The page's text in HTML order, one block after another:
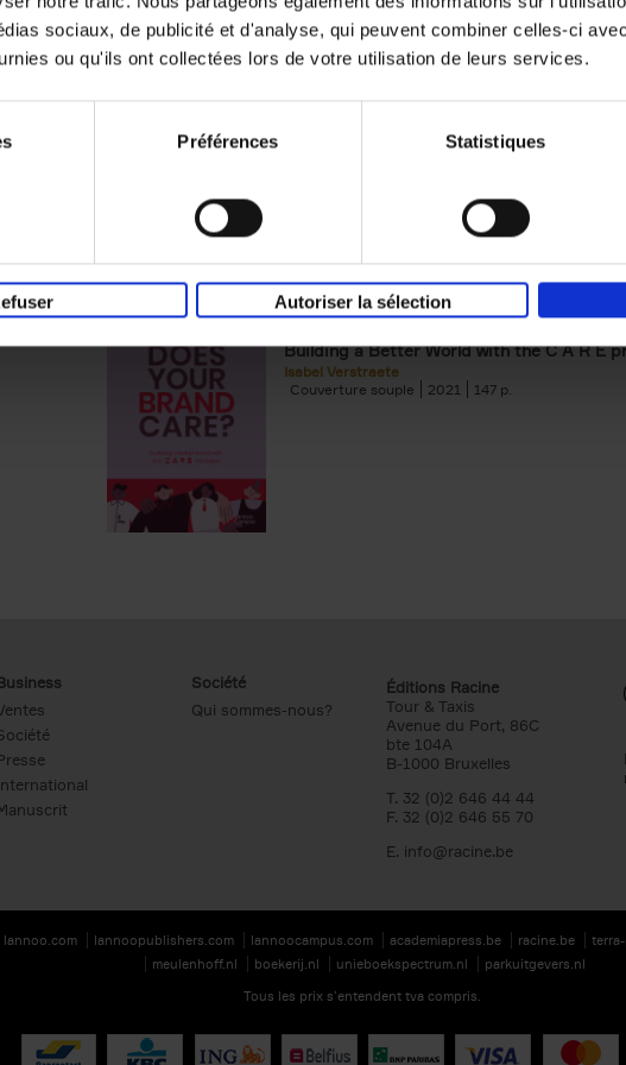
sociaux, de publicité et d'analyse, qui peuvent combiner celles-ci
ou qu'ils ont collectées lors de votre utilisation de leurs services.
Préférences Statistiques
Autoriser la sélection
Digital marketing like a PRO -
completely revised edition
Does Your Brand Care?
Building a Better World with the C A R E
Isabel Verstraete
Couverture souple
2021 147
Société
Qui sommes-nous?
Éditions Racine
Tour & Taxis
Avenue du Port, 86C
bte 104A
B-1000 Bruxelles
T. 32 (0)2 646 44 44
F. 32 (0)2 646 55 70
E. info@racine.be
lannoo.com lannoopublishers.com lannoocampus.com academiapress.be racine.be
meulenhoff.nl
boekerij.nl unieboekspectrum.nl
parkuitgevers.nl
Tous les prix s’entendent tva compris.